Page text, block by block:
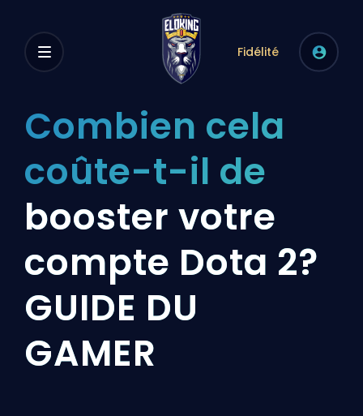
Fidélité
Combien cela
coûte-t-il de
booster votre
compte Dota 2?
GUIDE DU
GAMER